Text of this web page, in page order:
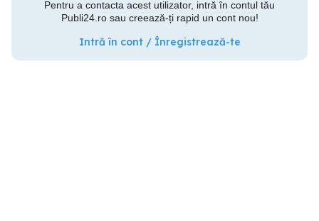
Pentru a contacta acest utilizator, intră în contul tău
Publi24.ro sau creează-ți rapid un cont nou!
Intră în cont / Înregistrează-te